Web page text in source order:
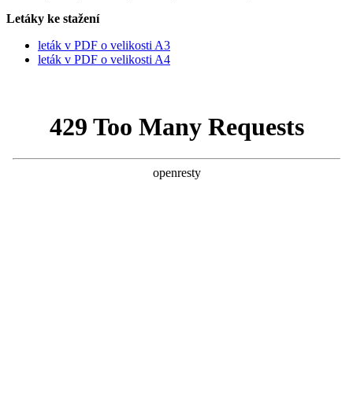
Letáky ke stažení
leták v PDF o velikosti A3
leták v PDF o velikosti A4